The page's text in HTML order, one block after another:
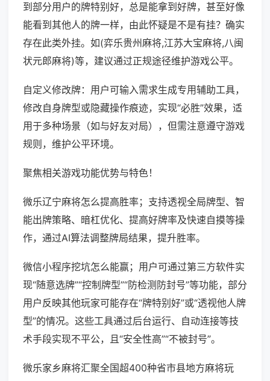
到部分用户的牌特别好，总是能拿到好牌，甚至好像
能看到其他人的牌一样，由此怀疑是不是有挂？确实
存在此类外挂。如(弈乐贵州麻将,江苏大宝麻将,八闽
状元郎麻将)等，建议通过正规途径维护游戏公平。
自定义修改牌：用户可输入需求生成专用辅助工具，
修改自身牌型或隐藏操作痕迹，实现“必胜”效果，适
用于多种场景（如与好友对局），但需注意遵守游戏
规则，维护公平环境。
聚焦相关游戏功能优势与特色！
微乐辽宁麻将怎么提高胜率；支持透视全局牌型、智
能出牌策略、暗杠优化、提高好牌率及快速自摸等操
作，通过AI算法调整牌局结果，提升胜率。
微信小程序挖坑怎么能赢；用户可通过第三方软件实
现“随意选牌”“控制牌型”“防检测防封号”等功能，部分
用户反映其他玩家可能存在“牌特别好”或“透视他人牌
型”的情况。这些工具通过后台运行、自动连接等技
术手段实现不平公，且“安全性高”“不被封号”。
微乐家乡麻将汇聚全国超400种省市县地方麻将玩